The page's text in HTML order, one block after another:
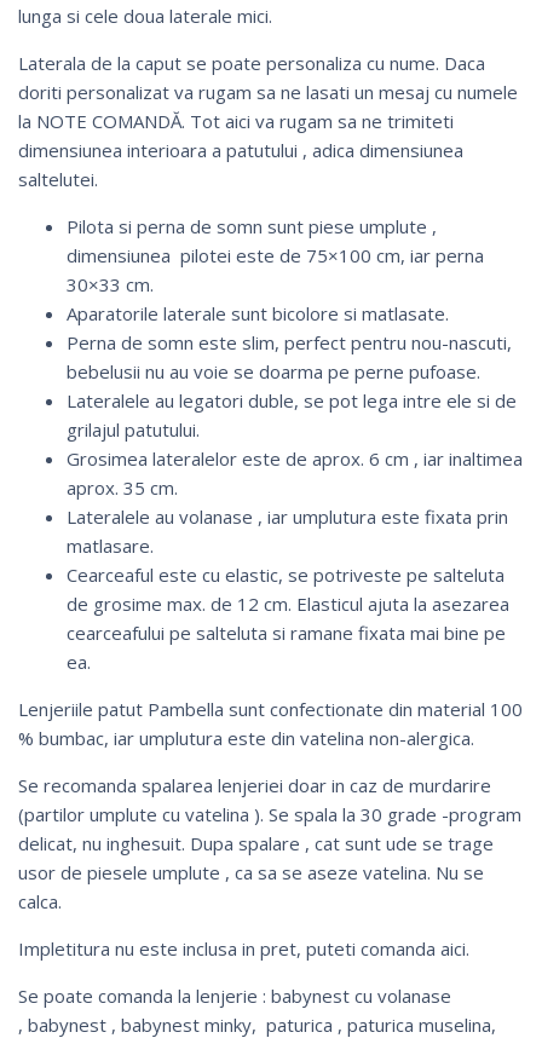
lunga si cele doua laterale mici.
Laterala de la caput se poate personaliza cu nume. Daca
doriti personalizat va rugam sa ne lasati un mesaj cu numele
la NOTE COMANDĂ. Tot aici va rugam sa ne trimiteti
dimensiunea interioara a patutului , adica dimensiunea
saltelutei.
Pilota si perna de somn sunt piese umplute ,
dimensiunea pilotei este de 75×100 cm, iar perna
30×33 cm.
Aparatorile laterale sunt bicolore si matlasate.
Perna de somn este slim, perfect pentru nou-nascuti,
bebelusii nu au voie se doarma pe perne pufoase.
Lateralele au legatori duble, se pot lega intre ele si de
grilajul patutului.
Grosimea lateralelor este de aprox. 6 cm , iar inaltimea
aprox. 35 cm.
Lateralele au volanase , iar umplutura este fixata prin
matlasare.
Cearceaful este cu elastic, se potriveste pe salteluta
de grosime max. de 12 cm. Elasticul ajuta la asezarea
cearceafului pe salteluta si ramane fixata mai bine pe
ea.
Lenjeriile patut Pambella sunt confectionate din material 100
% bumbac, iar umplutura este din vatelina non-alergica.
Se recomanda spalarea lenjeriei doar in caz de murdarire
(partilor umplute cu vatelina ). Se spala la 30 grade -program
delicat, nu inghesuit. Dupa spalare , cat sunt ude se trage
usor de piesele umplute , ca sa se aseze vatelina. Nu se
calca.
Impletitura nu este inclusa in pret, puteti comanda aici.
Se poate comanda la lenjerie : babynest cu volanase
, babynest , babynest minky, paturica , paturica muselina,